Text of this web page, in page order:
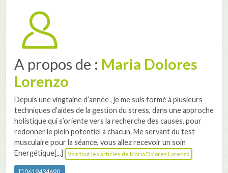
A propos de : Maria Dolores
Lorenzo
Depuis une vingtaine d’année , je me suis formé à plusieurs
techniques d’aides de la gestion du stress, dans une approche
holistique qui s’oriente vers la recherche des causes, pour
redonner le plein potentiel à chacun. Me servant du test
musculaire pour la séance, vous allez recevoir un soin
Energétique[...]
Voir tout les articles de Maria Dolores Lorenzo